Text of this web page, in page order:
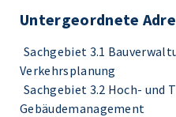
Untergeordnete
Sachgebiet 3.1
Verkehrsplanung
Sachgebiet 3.2 Hoch- und
Gebäudemanagement